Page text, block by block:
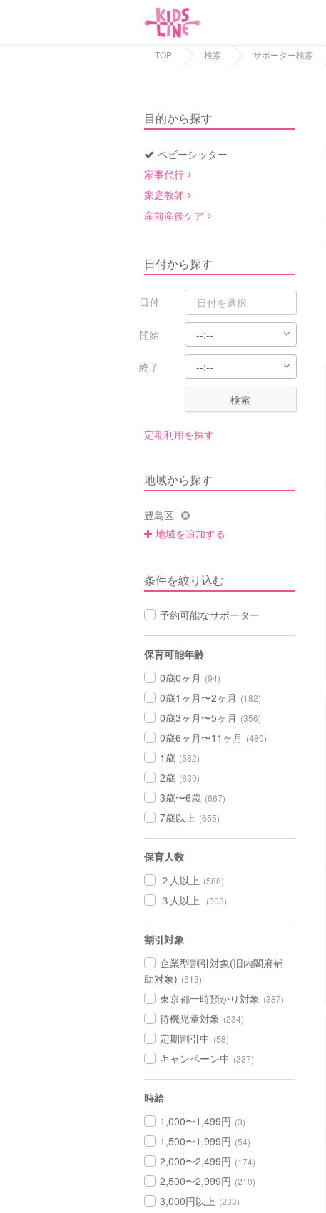
TOP 検索 サポーター検索
目的から探す
ベビーシッター
家事代行
家庭教師
産前産後ケア
日付から探す
日付
開始
終了
検索
定期利用を探す
地域から探す
豊島区
地域を追加する
条件を絞り込む
予約可能なサポーター
保育可能年齢
0歳0ヶ月 (94)
0歳1ヶ月〜2ヶ月 (182)
0歳3ヶ月〜5ヶ月 (356)
0歳6ヶ月〜11ヶ月 (480)
1歳 (582)
2歳 (630)
3歳〜6歳 (667)
7歳以上 (655)
保育人数
２人以上 (588)
３人以上 (303)
割引対象
企業型割引対象(旧内閣府補
助対象) (513)
東京都一時預かり対象 (387)
待機児童対象 (234)
定期割引中 (58)
キャンペーン中 (337)
時給
1,000〜1,499円 (3)
1,500〜1,999円 (54)
2,000〜2,499円 (174)
2,500〜2,999円 (210)
3,000円以上 (233)